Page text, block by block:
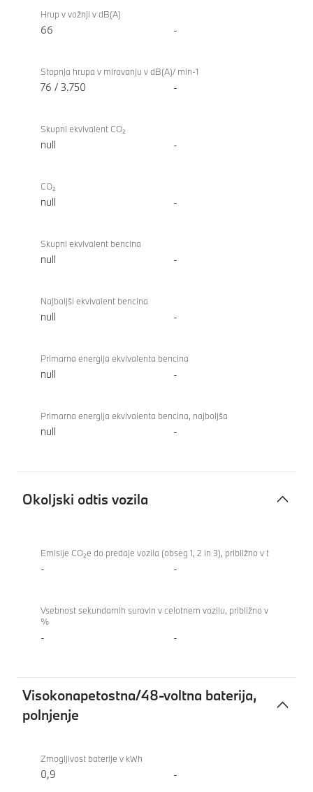
Hrup v vožnji v dB(A)
66 -
Stopnja hrupa v mirovanju v dB(A)/ min-1
76 / 3.750 -
Skupni ekvivalent CO₂
null -
CO₂
null -
Skupni ekvivalent bencina
null -
Najboljši ekvivalent bencina
null -
Primarna energija ekvivalenta bencina
null -
Primarna energija ekvivalenta bencina, najboljša
null -
Okoljski odtis vozila
odtis
vozila
xDrive23i
Emisije CO₂e do predaje vozila (obseg 1, 2 in 3), približno v t
- -
Vsebnost sekundarnih surovin v celotnem vozilu, približno v
%
- -
Visokonapetostna/48-voltna baterija,
polnjenje
voltna
baterija,
xDrive23i
Zmogljivost baterije v kWh
0,9 -